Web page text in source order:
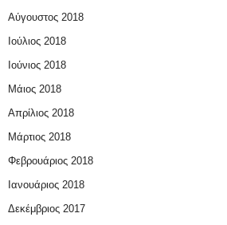
Αύγουστος 2018
Ιούλιος 2018
Ιούνιος 2018
Μάιος 2018
Απρίλιος 2018
Μάρτιος 2018
Φεβρουάριος 2018
Ιανουάριος 2018
Δεκέμβριος 2017